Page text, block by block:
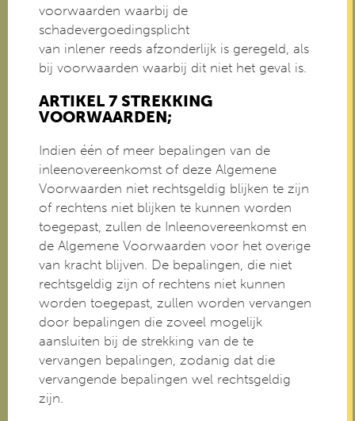
voorwaarden waarbij de
schadevergoedingsplicht
van inlener reeds afzonderlijk is geregeld, als
bij voorwaarden waarbij dit niet het geval is.
ARTIKEL 7 STREKKING
VOORWAARDEN;
Indien één of meer bepalingen van de
inleenovereenkomst of deze Algemene
Voorwaarden niet rechtsgeldig blijken te zijn
of rechtens niet blijken te kunnen worden
toegepast, zullen de Inleenovereenkomst en
de Algemene Voorwaarden voor het overige
van kracht blijven. De bepalingen, die niet
rechtsgeldig zijn of rechtens niet kunnen
worden toegepast, zullen worden vervangen
door bepalingen die zoveel mogelijk
aansluiten bij de strekking van de te
vervangen bepalingen, zodanig dat die
vervangende bepalingen wel rechtsgeldig
zijn.